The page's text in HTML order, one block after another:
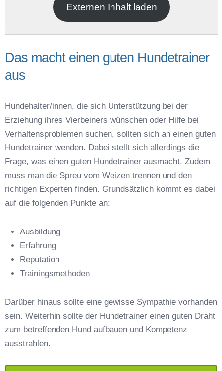
Anschrift
E-Mail-Adresse
Telefonnummer*
Externen Inhalt laden
Das macht einen guten Hundetrainer
aus
Hundehalter/innen, die sich Unterstützung bei der
Erziehung ihres Vierbeiners wünschen oder Hilfe bei
Verhaltensproblemen suchen, sollten sich an einen guten
Hundetrainer wenden. Dabei stellt sich allerdings die
Frage, was einen guten Hundetrainer ausmacht. Zudem
muss man die Spreu vom Weizen trennen und den
richtigen Experten finden. Grundsätzlich kommt es dabei
auf die folgenden Punkte an:
Ausbildung
Erfahrung
Reputation
Trainingsmethoden
Darüber hinaus sollte eine gewisse Sympathie vorhanden
sein. Weiterhin sollte der Hundetrainer einen guten Draht
zum betreffenden Hund aufbauen und Kompetenz
ausstrahlen.